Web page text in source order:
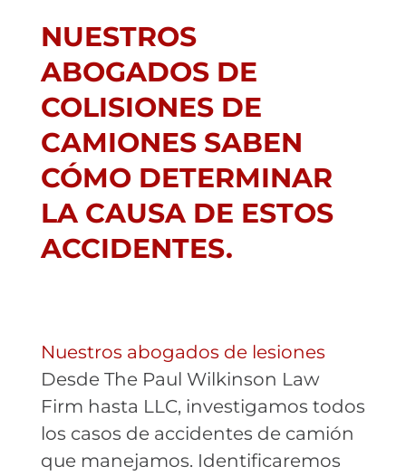
NUESTROS
ABOGADOS DE
COLISIONES DE
CAMIONES SABEN
CÓMO DETERMINAR
LA CAUSA DE ESTOS
ACCIDENTES.
Nuestros abogados de lesiones
Desde The Paul Wilkinson Law
Firm hasta LLC, investigamos todos
los casos de accidentes de camión
que manejamos. Identificaremos